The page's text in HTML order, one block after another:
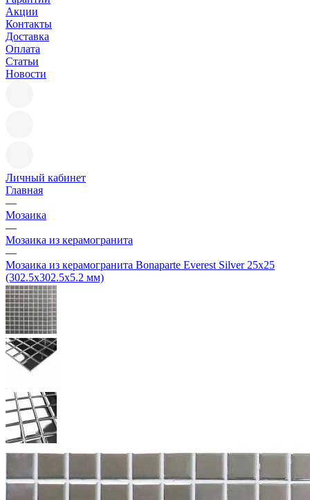
Акции
Контакты
Доставка
Оплата
Статьи
Новости
Личный кабинет
Главная
—
Мозаика
—
Мозаика из керамогранита
—
Мозаика из керамогранита Bonaparte Everest Silver 25х25
(302.5х302.5х5.2 мм)